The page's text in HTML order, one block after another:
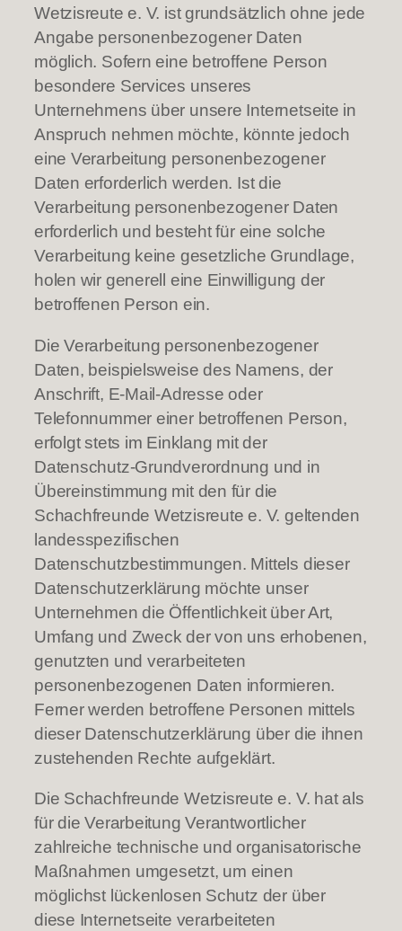
Wetzisreute e. V. ist grundsätzlich ohne jede
Angabe personenbezogener Daten
möglich. Sofern eine betroffene Person
besondere Services unseres
Unternehmens über unsere Internetseite in
Anspruch nehmen möchte, könnte jedoch
eine Verarbeitung personenbezogener
Daten erforderlich werden. Ist die
Verarbeitung personenbezogener Daten
erforderlich und besteht für eine solche
Verarbeitung keine gesetzliche Grundlage,
holen wir generell eine Einwilligung der
betroffenen Person ein.
Die Verarbeitung personenbezogener
Daten, beispielsweise des Namens, der
Anschrift, E-Mail-Adresse oder
Telefonnummer einer betroffenen Person,
erfolgt stets im Einklang mit der
Datenschutz-Grundverordnung und in
Übereinstimmung mit den für die
Schachfreunde Wetzisreute e. V. geltenden
landesspezifischen
Datenschutzbestimmungen. Mittels dieser
Datenschutzerklärung möchte unser
Unternehmen die Öffentlichkeit über Art,
Umfang und Zweck der von uns erhobenen,
genutzten und verarbeiteten
personenbezogenen Daten informieren.
Ferner werden betroffene Personen mittels
dieser Datenschutzerklärung über die ihnen
zustehenden Rechte aufgeklärt.
Die Schachfreunde Wetzisreute e. V. hat als
für die Verarbeitung Verantwortlicher
zahlreiche technische und organisatorische
Maßnahmen umgesetzt, um einen
möglichst lückenlosen Schutz der über
diese Internetseite verarbeiteten